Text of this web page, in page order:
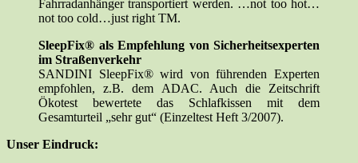
Fahrradanhänger transportiert werden. …not too hot…
not too cold…just right TM.
SleepFix® als Empfehlung von Sicherheitsexperten
im Straßenverkehr
SANDINI SleepFix® wird von führenden Experten
empfohlen, z.B. dem ADAC. Auch die Zeitschrift
Ökotest bewertete das Schlafkissen mit dem
Gesamturteil „sehr gut“ (Einzeltest Heft 3/2007).
Unser Eindruck: